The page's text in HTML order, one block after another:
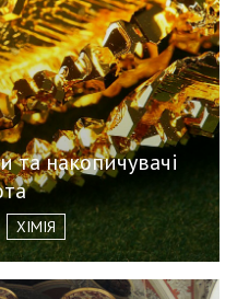
та накопичувачі
ХІМІЯ